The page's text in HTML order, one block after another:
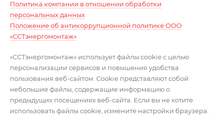
Политика компании в отношении обработки
персональных данных
Положение об антикоррупционной политике ООО
«ССТэнергомонтаж»
«ССТэнергомонтаж» использует файлы cookie с целью
персонализации сервисов и повышения удобства
пользования веб-сайтом. Cookie представляют собой
небольшие файлы, содержащие информацию о
предыдущих посещениях веб-сайта. Если вы не хотите
использовать файлы cookie, измените настройки браузера.